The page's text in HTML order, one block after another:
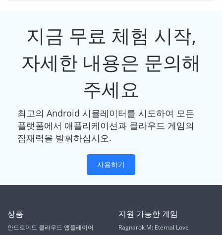
지금 무료 체험 시작,
자세한 내용은 문의해
주세요
최고의 Android 시뮬레이터를 시도하여 모든
플랫폼에서 애플리케이션과 클라우드 게임의
잠재력을 발휘하십시오.
사용하기
상품
안드로이드 클라우드 앱플레이어
지원 가능한 게임
Ragnarok M: Eternal Love